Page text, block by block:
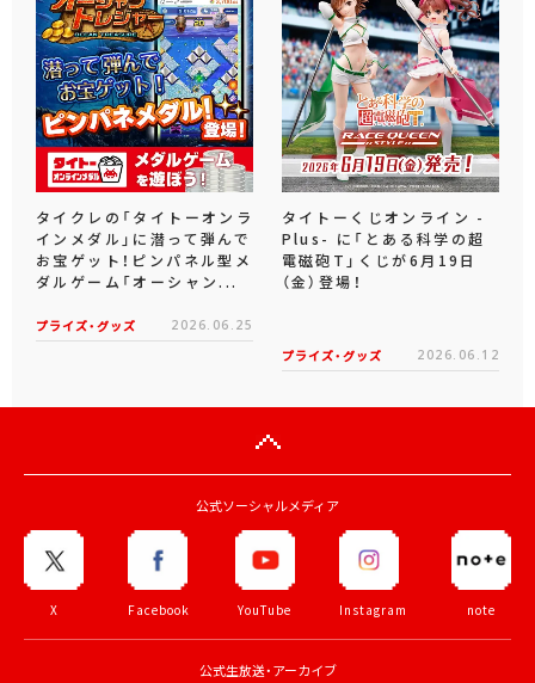
タイクレの「タイトーオンラ
インメダル」に潜って弾んで
お宝ゲット！ピンパネル型メ
ダルゲーム「オーシャン...
プライズ・グッズ 2026.06.25
タイトーくじオンライン -
Plus- に「とある科学の超
電磁砲T」くじが6月19日
（金）登場！
プライズ・グッズ 2026.06.12
公式ソーシャルメディア
X Facebook YouTube Instagram note
公式生放送・アーカイブ